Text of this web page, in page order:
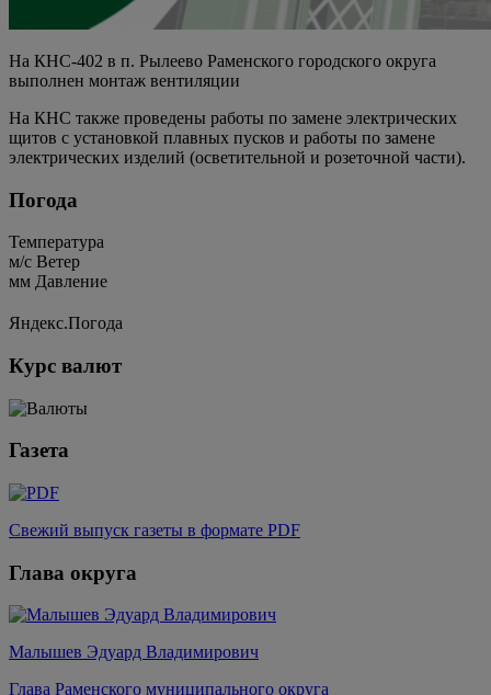
На КНС-402 в п. Рылеево Раменского городского округа
выполнен монтаж вентиляции
На КНС также проведены работы по замене электрических
щитов с установкой плавных пусков и работы по замене
электрических изделий (осветительной и розеточной части).
Погода
Температура
м/c Ветер
мм Давление
Яндекс.Погода
Курс валют
Газета
Свежий выпуск газеты в формате PDF
Глава округа
Малышев Эдуард Владимирович
Глава Раменского муниципального округа